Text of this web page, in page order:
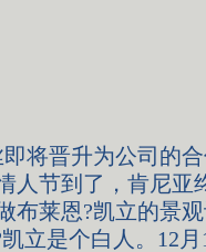
将晋升为公司的
人节到了，肯尼亚
布莱恩?凯立的景
立是个白人。12